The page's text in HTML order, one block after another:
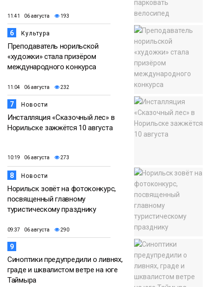
11:41 06 августа 193
6 Культура
Преподаватель норильской
«художки» стала призёром
международного конкурса
11:04 06 августа 232
7 Новости
Инсталляция «Сказочный лес» в
Норильске зажжётся 10 августа
10:19 06 августа 273
8 Новости
Норильск зовёт на фотоконкурс,
посвященный главному
туристическому празднику
09:37 06 августа 290
9
Синоптики предупредили о ливнях,
граде и шквалистом ветре на юге
Таймыра